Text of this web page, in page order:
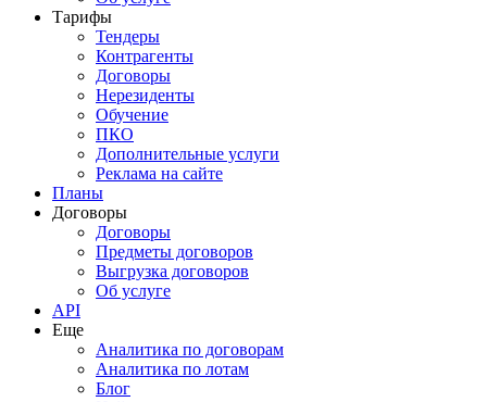
Тарифы
Тендеры
Контрагенты
Договоры
Нерезиденты
Обучение
ПКО
Дополнительные услуги
Реклама на сайте
Планы
Договоры
Договоры
Предметы договоров
Выгрузка договоров
Об услуге
API
Еще
Аналитика по договорам
Аналитика по лотам
Блог